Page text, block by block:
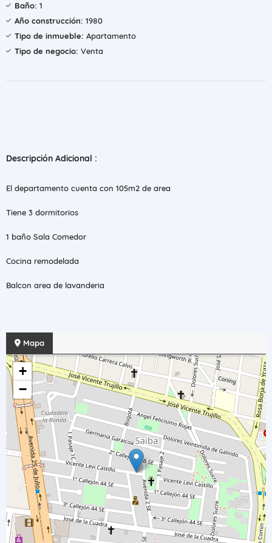
Baño: 1
Año construcción: 1980
Tipo de inmueble: Apartamento
Tipo de negocio: Venta
Descripción Adicional :
El departamento cuenta con 105m2 de area
Tiene 3 dormitorios
1 baño Sala Comedor
Cocina remodelada
Balcon area de lavanderia
Mapa
+
−